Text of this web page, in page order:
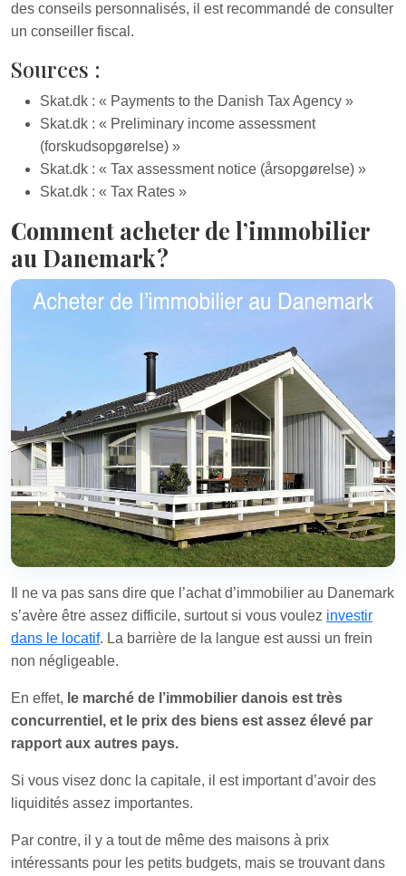
des conseils personnalisés, il est recommandé de consulter
un conseiller fiscal.
Sources :
Skat.dk : « Payments to the Danish Tax Agency »
Skat.dk : « Preliminary income assessment
(forskudsopgørelse) »
Skat.dk : « Tax assessment notice (årsopgørelse) »
Skat.dk : « Tax Rates »
Comment acheter de l’immobilier
au Danemark ?
Il ne va pas sans dire que l’achat d’immobilier au Danemark
s’avère être assez difficile, surtout si vous voulez investir
dans le locatif. La barrière de la langue est aussi un frein
non négligeable.
En effet, le marché de l’immobilier danois est très
concurrentiel, et le prix des biens est assez élevé par
rapport aux autres pays.
Si vous visez donc la capitale, il est important d’avoir des
liquidités assez importantes.
Par contre, il y a tout de même des maisons à prix
intéressants pour les petits budgets, mais se trouvant dans